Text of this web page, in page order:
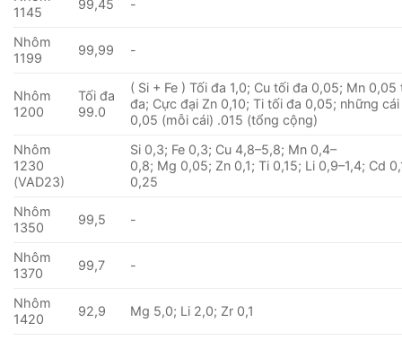
1145
99,45 -
Nhôm
1199
99,99 -
Nhôm
1200
Tối đa
99.0
( Si + Fe ) Tối đa 1,0; Cu tối đa 0,05; Mn 0,05
đa; Cực đại Zn 0,10; Ti tối đa 0,05; những
0,05 (mỗi cái) .015 (tổng cộng)
Nhôm
1230
(VAD23)
Si 0,3; Fe 0,3; Cu 4,8–5,8; Mn 0,4–
0,8; Mg 0,05; Zn 0,1; Ti 0,15; Li 0,9–1,4; Cd
0,25
Nhôm
1350
99,5 -
Nhôm
1370
99,7 -
Nhôm
1420
92,9 Mg 5,0; Li 2,0; Zr 0,1